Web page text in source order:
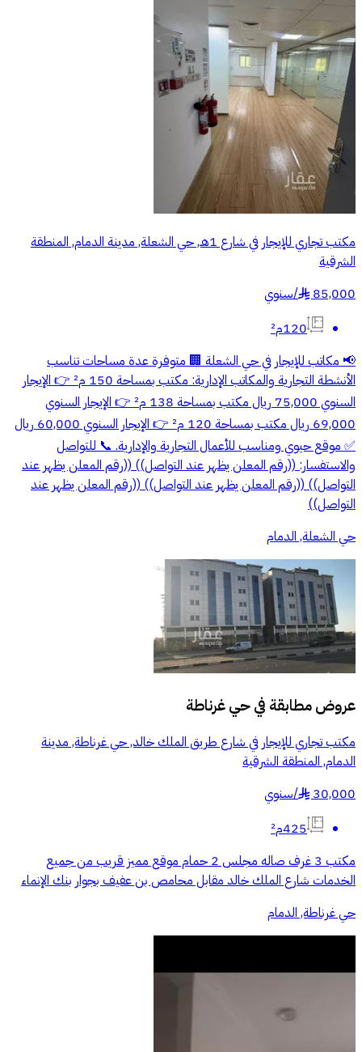
مكتب تجاري للإيجار في شارع 1هـ, حي الشعلة, مدينة الدمام, المنطقة
الشرقية
85,000
§
/سنوي
120م²
📢 مكاتب للإيجار في حي الشعلة 🏢 متوفرة عدة مساحات تناسب
الأنشطة التجارية والمكاتب الإدارية: مكتب بمساحة 150 م² 👉 الإيجار
السنوي 75,000 ريال مكتب بمساحة 138 م² 👉 الإيجار السنوي
69,000 ريال مكتب بمساحة 120 م² 👉 الإيجار السنوي 60,000 ريال
✅ موقع حيوي ومناسب للأعمال التجارية والإدارية. 📞 للتواصل
والاستفسار: ((رقم المعلن يظهر عند التواصل)) ((رقم المعلن يظهر عند
التواصل)) ((رقم المعلن يظهر عند التواصل)) ((رقم المعلن يظهر عند
التواصل))
حي الشعلة, الدمام
عروض مطابقة فيحي غرناطة
مكتب تجاري للإيجار في شارع طريق الملك خالد, حي غرناطة, مدينة
الدمام, المنطقة الشرقية
30,000
§
/سنوي
425م²
مكتب 3 غرف صاله مجلس 2 حمام موقع مميز قريب من جميع
الخدمات شارع الملك خالد مقابل محامص بن عفيف بجوار بنك الإنماء
حي غرناطة, الدمام